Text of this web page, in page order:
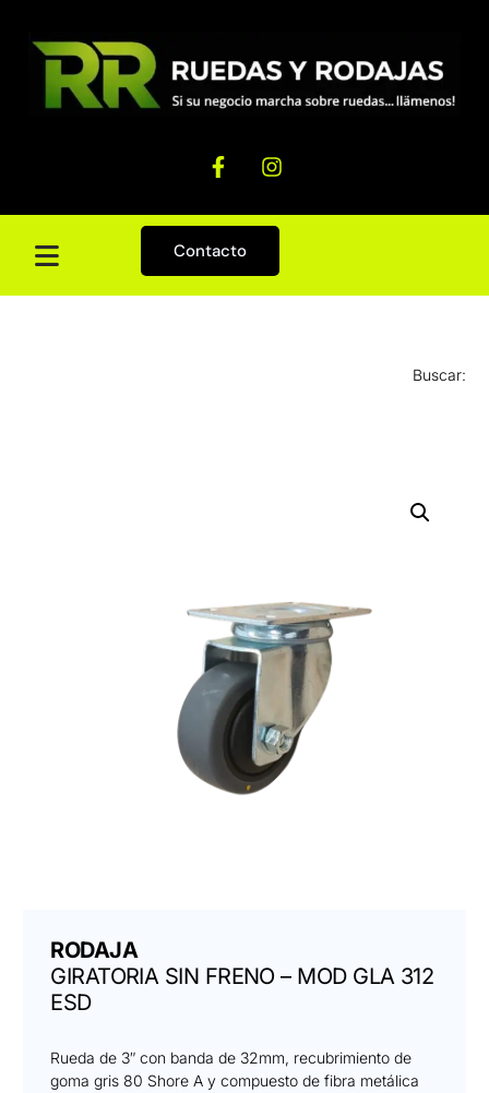
Contacto
Buscar:
RODAJA
GIRATORIA SIN FRENO – MOD GLA 312
ESD
Rueda de 3″ con banda de 32mm, recubrimiento de
goma gris 80 Shore A y compuesto de fibra metálica